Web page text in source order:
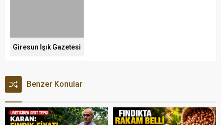
Giresun Işık Gazetesi
Benzer Konular